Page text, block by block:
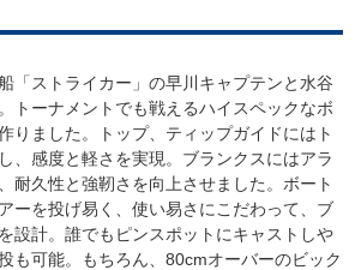
「ストライカー」の早川キャプテンと水谷
トーナメントでも戦えるハイスペックなボ
りました。トップ、ティップガイドにはト
、感度と軽さを実現。ブランクスにはアラ
耐久性と強靭さを向上させました。ボート
ーを投げ易く、使い易さにこだわって、ブ
設計。誰でもピンスポットにキャストし
も可能。もちろん、80cmオーバーのビック